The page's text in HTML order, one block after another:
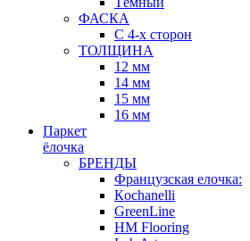
ФАСКА
С 4-х сторон
ТОЛЩИНА
12 мм
14 мм
15 мм
16 мм
Паркет
ёлочка
БРЕНДЫ
Французская елочка:
Кochanelli
GreenLine
HM Flooring